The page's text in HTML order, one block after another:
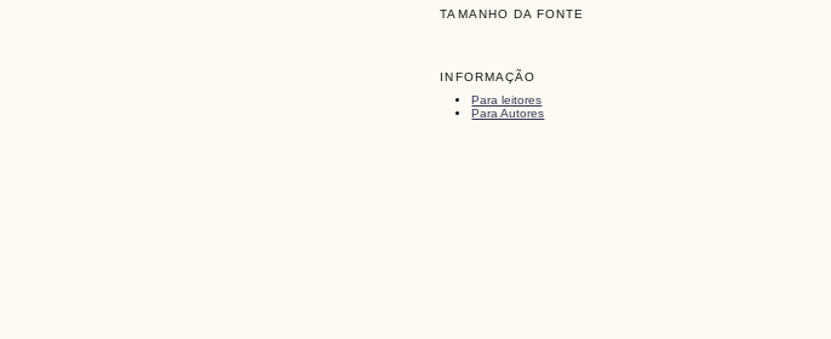
TAMANHO DA FONTE
INFORMAÇÃO
Para leitores
Para Autores